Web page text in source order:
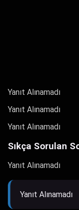
Yanıt Alınamadı
Yanıt Alınamadı
Yanıt Alınamadı
Sıkça Sorulan
Yanıt Alınamadı
Yanıt Alınamadı